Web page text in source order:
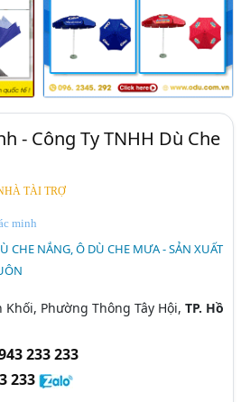
- Công Ty TNHH Dù Che
TÀI TRỢ
minh
CHE NẮNG, Ô DÙ CHE MƯA - SẢN XUẤT
Khối, Phường Thông Tây Hội,TP. Hồ
233 233
233